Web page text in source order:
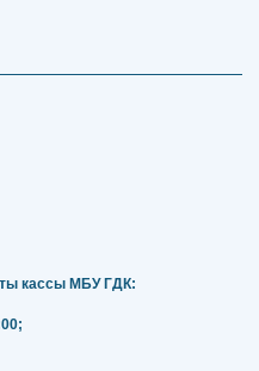
кассы МБУ ГДК: